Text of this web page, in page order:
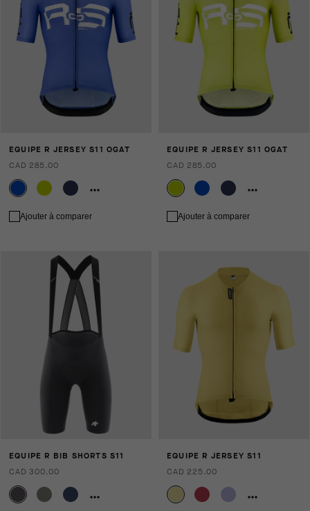
EQUIPE R JERSEY S11 OGAT
CAD 285.00
Ajouter à comparer
EQUIPE R JERSEY S11 OGAT
CAD 285.00
Ajouter à comparer
EQUIPE R BIB SHORTS S11
CAD 300.00
EQUIPE R JERSEY S11
CAD 225.00